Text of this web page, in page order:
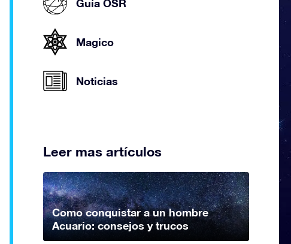
Guía OSR
Magico
Noticias
Leer mas artículos
Como conquistar a un hombre
Acuario: consejos y trucos